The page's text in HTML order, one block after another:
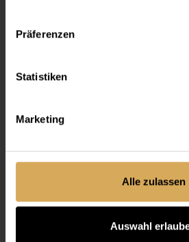
Präferenzen
Statistiken
Marketing
Alle zulassen
Auswahl
Lensy Daily Clever